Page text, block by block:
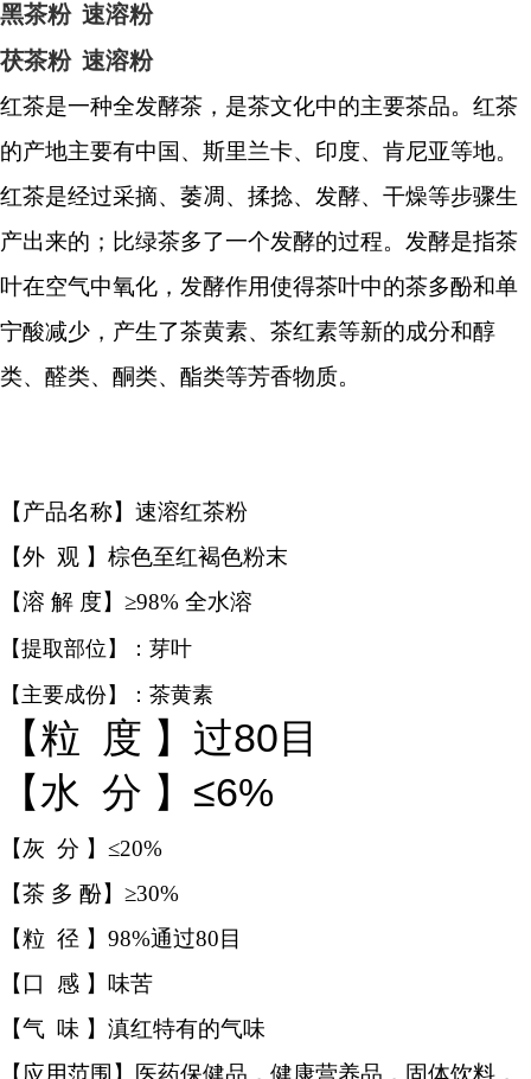
黑茶粉 速溶粉
茯茶粉 速溶粉
红茶是一种全发酵茶，是茶文化中的主要茶品。红茶
的产地主要有中国、斯里兰卡、印度、肯尼亚等地。
红茶是经过采摘、萎凋、揉捻、发酵、干燥等步骤生
产出来的；比绿茶多了一个发酵的过程。发酵是指茶
叶在空气中氧化，发酵作用使得茶叶中的茶多酚和单
宁酸减少，产生了茶黄素、茶红素等新的成分和醇
类、醛类、酮类、酯类等芳香物质。
【产品名称】速溶红茶粉
【外 观 】棕色至红褐色粉末
【溶 解 度】≥98% 全水溶
【提取部位】：芽叶
【主要成份】：茶黄素
【粒 度 】过80目
【水 分 】≤6%
【灰 分 】≤20%
【茶 多 酚】≥30%
【粒 径 】98%通过80目
【口 感 】味苦
【气 味 】滇红特有的气味
【应用范围】医药保健品，健康营养品，固体饮料，